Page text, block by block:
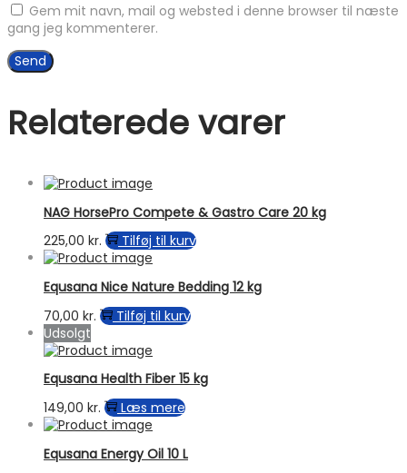
Gem mit navn, mail og websted i denne browser til næste
gang jeg kommenterer.
Relaterede varer
NAG HorsePro Compete & Gastro Care 20 kg
225,00 kr. Tilføj til kurv
Equsana Nice Nature Bedding 12 kg
70,00 kr.
Tilføj til kurv
Udsolgt
Equsana Health Fiber 15 kg
149,00 kr. Læs mere
Equsana Energy Oil 10 L